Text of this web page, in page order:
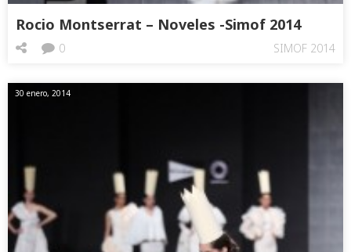
Rocio Montserrat – Noveles -Simof 2014
SIMOF 2014
0
30 enero, 2014